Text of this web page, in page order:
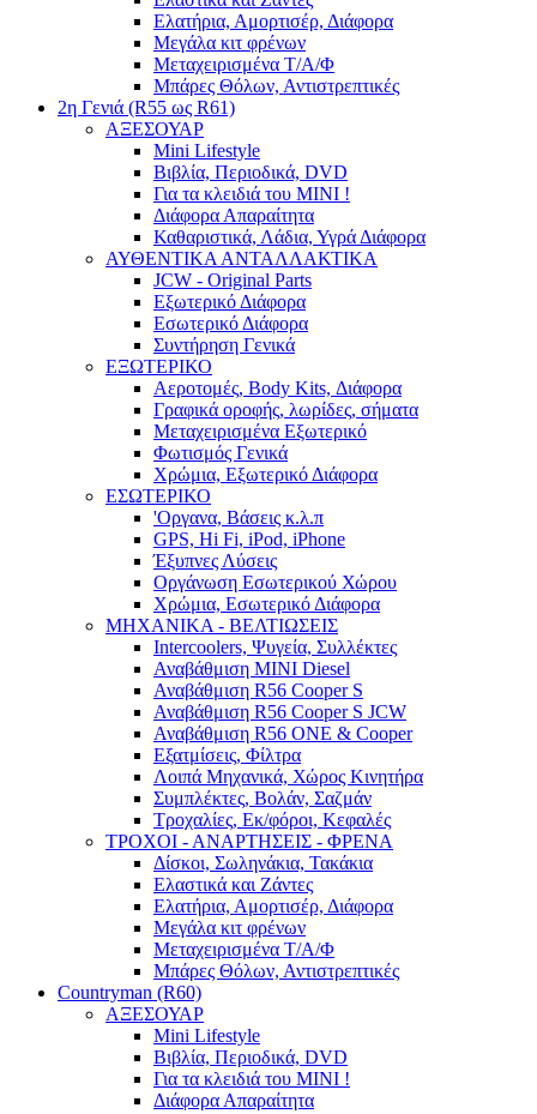
Ελατήρια, Αμορτισέρ, Διάφορα
Μεγάλα κιτ φρένων
Μεταχειρισμένα Τ/Α/Φ
Μπάρες Θόλων, Αντιστρεπτικές
2η Γενιά (R55 ως R61)
ΑΞΕΣΟΥΑΡ
Mini Lifestyle
Βιβλία, Περιοδικά, DVD
Για τα κλειδιά του MINI !
Διάφορα Απαραίτητα
Καθαριστικά, Λάδια, Υγρά Διάφορα
ΑΥΘΕΝΤΙΚΑ ΑΝΤΑΛΛΑΚΤΙΚΑ
JCW - Original Parts
Εξωτερικό Διάφορα
Εσωτερικό Διάφορα
Συντήρηση Γενικά
ΕΞΩΤΕΡΙΚΟ
Αεροτομές, Body Kits, Διάφορα
Γραφικά οροφής, λωρίδες, σήματα
Μεταχειρισμένα Εξωτερικό
Φωτισμός Γενικά
Χρώμια, Εξωτερικό Διάφορα
ΕΣΩΤΕΡΙΚΟ
'Οργανα, Βάσεις κ.λ.π
GPS, Hi Fi, iPod, iPhone
Έξυπνες Λύσεις
Οργάνωση Εσωτερικού Χώρου
Χρώμια, Εσωτερικό Διάφορα
ΜΗΧΑΝΙΚΑ - ΒΕΛΤΙΩΣΕΙΣ
Intercoolers, Ψυγεία, Συλλέκτες
Αναβάθμιση MINI Diesel
Αναβάθμιση R56 Cooper S
Αναβάθμιση R56 Cooper S JCW
Αναβάθμιση R56 ONE & Cooper
Εξατμίσεις, Φίλτρα
Λοιπά Μηχανικά, Χώρος Κινητήρα
Συμπλέκτες, Βολάν, Σαζμάν
Τροχαλίες, Εκ/φόροι, Κεφαλές
ΤΡΟΧΟΙ - ΑΝΑΡΤΗΣΕΙΣ - ΦΡΕΝΑ
Δίσκοι, Σωληνάκια, Τακάκια
Ελαστικά και Ζάντες
Ελατήρια, Αμορτισέρ, Διάφορα
Μεγάλα κιτ φρένων
Μεταχειρισμένα Τ/Α/Φ
Μπάρες Θόλων, Αντιστρεπτικές
Countryman (R60)
ΑΞΕΣΟΥΑΡ
Mini Lifestyle
Βιβλία, Περιοδικά, DVD
Για τα κλειδιά του MINI !
Διάφορα Απαραίτητα